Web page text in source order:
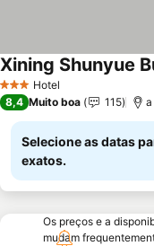
3 EstrelasHotel
Xining Shunyue
8,4 Muito boa 115
Selecione as datas
exatos.
Os preços e a
mudam